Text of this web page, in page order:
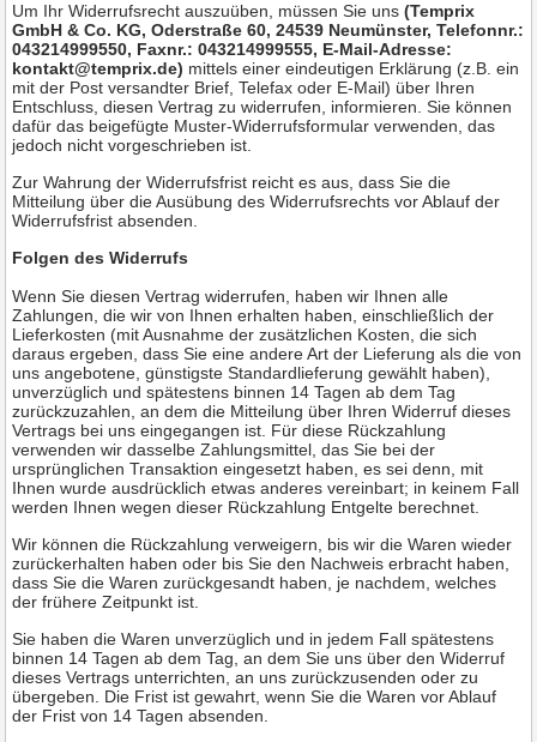
Um Ihr Widerrufsrecht auszuüben, müssen Sie uns (Temprix
GmbH & Co. KG, Oderstraße 60, 24539 Neumünster, Telefonnr.:
043214999550, Faxnr.: 043214999555, E-Mail-Adresse:
kontakt@temprix.de) mittels einer eindeutigen Erklärung (z.B. ein
mit der Post versandter Brief, Telefax oder E-Mail) über Ihren
Entschluss, diesen Vertrag zu widerrufen, informieren. Sie können
dafür das beigefügte Muster-Widerrufsformular verwenden, das
jedoch nicht vorgeschrieben ist.
Zur Wahrung der Widerrufsfrist reicht es aus, dass Sie die
Mitteilung über die Ausübung des Widerrufsrechts vor Ablauf der
Widerrufsfrist absenden.
Folgen des Widerrufs
Wenn Sie diesen Vertrag widerrufen, haben wir Ihnen alle
Zahlungen, die wir von Ihnen erhalten haben, einschließlich der
Lieferkosten (mit Ausnahme der zusätzlichen Kosten, die sich
daraus ergeben, dass Sie eine andere Art der Lieferung als die von
uns angebotene, günstigste Standardlieferung gewählt haben),
unverzüglich und spätestens binnen 14 Tagen ab dem Tag
zurückzuzahlen, an dem die Mitteilung über Ihren Widerruf dieses
Vertrags bei uns eingegangen ist. Für diese Rückzahlung
verwenden wir dasselbe Zahlungsmittel, das Sie bei der
ursprünglichen Transaktion eingesetzt haben, es sei denn, mit
Ihnen wurde ausdrücklich etwas anderes vereinbart; in keinem Fall
werden Ihnen wegen dieser Rückzahlung Entgelte berechnet.
Wir können die Rückzahlung verweigern, bis wir die Waren wieder
zurückerhalten haben oder bis Sie den Nachweis erbracht haben,
dass Sie die Waren zurückgesandt haben, je nachdem, welches
der frühere Zeitpunkt ist.
Sie haben die Waren unverzüglich und in jedem Fall spätestens
binnen 14 Tagen ab dem Tag, an dem Sie uns über den Widerruf
dieses Vertrags unterrichten, an uns zurückzusenden oder zu
übergeben. Die Frist ist gewahrt, wenn Sie die Waren vor Ablauf
der Frist von 14 Tagen absenden.